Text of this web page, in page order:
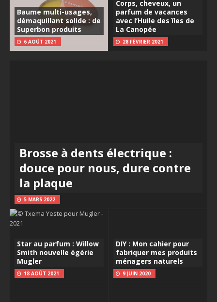
Baume multi-usages,
démaquillant solide : de
Superbon produits
6 AOÛT 2021
Corps, cheveux, un
parfum de vacances
avec l’Huile des îles de
La Canopée
28 FÉVRIER 2021
Brosse à dents électrique :
douce pour nous, dure contre
la plaque
5 MARS 2022
Star au parfum : Willow
Smith nouvelle égérie
Mugler
18 AOÛT 2021
DIY : Mon cahier pour
fabriquer mes produits
ménagers naturels
9 JUIN 2020